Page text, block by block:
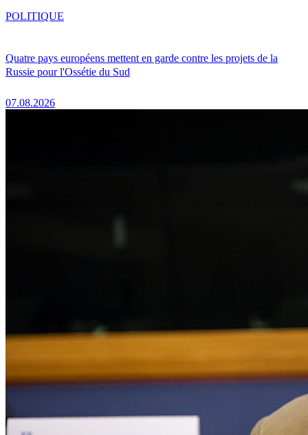
Quatre pays européens mettent en garde contre les projets de la
Russie pour l'Ossétie du Sud
07.08.2026
POLITIQUE